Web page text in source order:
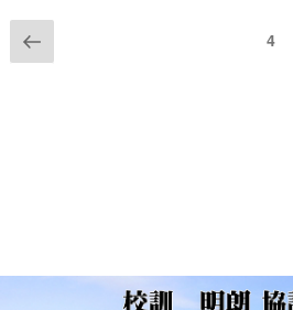
投前
の
ページ4